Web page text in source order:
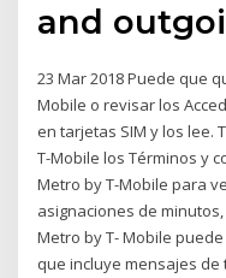
and
23 Mar 2018 Puede que
Mobile o revisar los
en tarjetas SIM y los lee.
T-Mobile los Términos y
Metro by T-Mobile para
asignaciones de
Metro by T- Mobile
que incluye mensajes de